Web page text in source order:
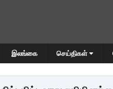
இலங்கை செய்திகள்